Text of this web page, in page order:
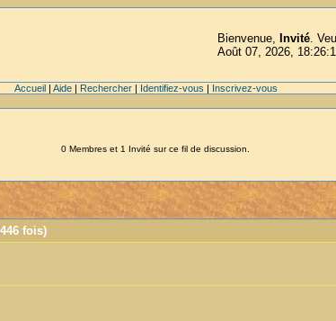
Bienvenue, Invité.
Août 07, 2026,
Accueil| Aide| Rechercher| Identifiez-vous | Inscrivez-vous
0 Membres et 1 Invité sur ce fil de discussion.
fois)